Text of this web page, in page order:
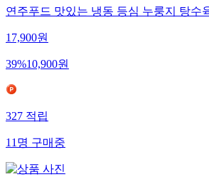
연주푸드 맛있는 냉동 등심 누룽지 탕수
17,900원
39%10,900원
327적립
11명구매중